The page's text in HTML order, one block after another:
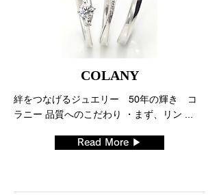
COLANY
絆をつなげるジュエリー 50年の輝き コ
ラニー 品質へのこだわり ・まず、リン ...
Read More ▶